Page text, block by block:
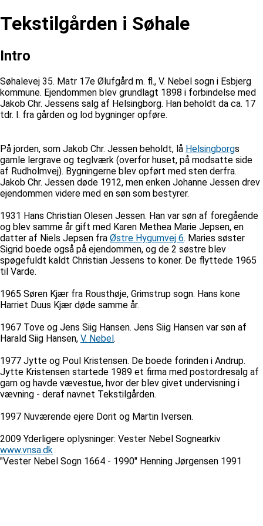
Tekstilgården i Søhale
Intro
Søhalevej 35. Matr 17e Ølufgård m. fl., V. Nebel sogn i Esbjerg
kommune. Ejendommen blev grundlagt 1898 i forbindelse med
Jakob Chr. Jessens salg af Helsingborg. Han beholdt da ca. 17
tdr. l. fra gården og lod bygninger opføre.
På jorden, som Jakob Chr. Jessen beholdt, lå Helsingborgs
gamle lergrave og teglværk (overfor huset, på modsatte side
af Rudholmvej). Bygningerne blev opført med sten derfra.
Jakob Chr. Jessen døde 1912, men enken Johanne Jessen drev
ejendommen videre med en søn som bestyrer.
1931 Hans Christian Olesen Jessen. Han var søn af foregående
og blev samme år gift med Karen Methea Marie Jepsen, en
datter af Niels Jepsen fra Østre Hygumvej 6. Maries søster
Sigrid boede også på ejendommen, og de 2 søstre blev
spøgefuldt kaldt Christian Jessens to koner. De flyttede 1965
til Varde.
1965 Søren Kjær fra Rousthøje, Grimstrup sogn. Hans kone
Harriet Duus Kjær døde samme år.
1967 Tove og Jens Siig Hansen. Jens Siig Hansen var søn af
Harald Siig Hansen, V. Nebel.
1977 Jytte og Poul Kristensen. De boede forinden i Andrup.
Jytte Kristensen startede 1989 et firma med postordresalg af
garn og havde vævestue, hvor der blev givet undervisning i
vævning - deraf navnet Tekstilgården.
1997 Nuværende ejere Dorit og Martin Iversen.
2009 Yderligere oplysninger: Vester Nebel Sognearkiv
www.vnsa.dk
"Vester Nebel Sogn 1664 - 1990" Henning Jørgensen 1991